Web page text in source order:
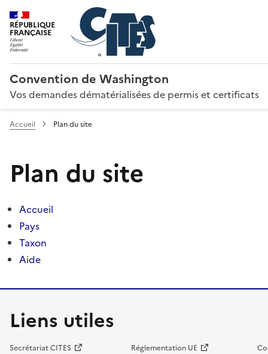
RÉPUBLIQUE
FRANÇAISE
Convention de Washington
Vos demandes dématérialisées de permis et certificats
Accueil Plan du site
Plan du site
Accueil
Pays
Taxon
Aide
Liens utiles
Secrétariat CITES Réglementation UE